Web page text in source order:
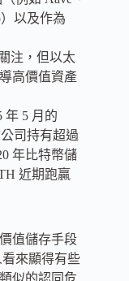
以及作為
注，但以太
高價值資產
年 5 月的
司持有超過
年比特幣儲
近期跑贏
值儲存手段
來顯得有些
似的認同危